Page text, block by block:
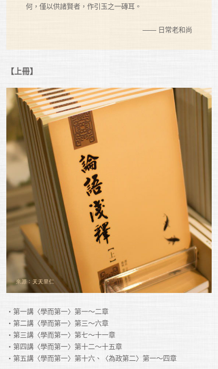
何，僅以供諸賢者，作引玉之一磚耳。
—— 日常老和尚
【上冊】
・第一講〈學而第一〉第一～二章
・第二講〈學而第一〉第三～六章
・第三講〈學而第一〉第七～十一章
・第四講〈學而第一〉第十二～十五章
・第五講〈學而第一〉第十六、〈為政第二〉第一～四章